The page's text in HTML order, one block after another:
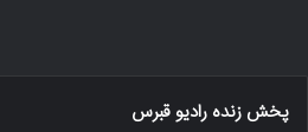
پخش زنده رادیو قبرس